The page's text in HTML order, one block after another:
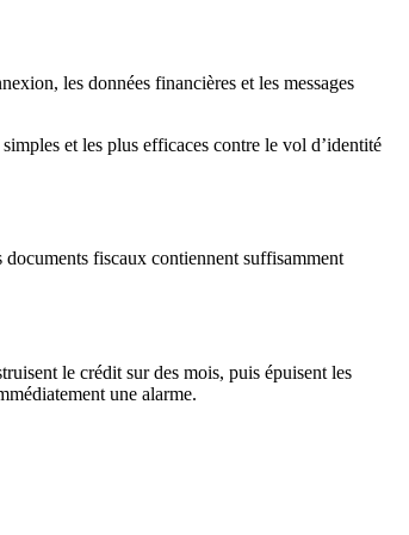
les données financières et les messages
et les plus efficaces contre le vol d’identité
fiscaux contiennent suffisamment
le crédit sur des mois, puis épuisent les
une alarme.